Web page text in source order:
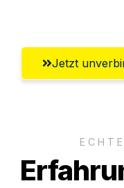
Jetzt